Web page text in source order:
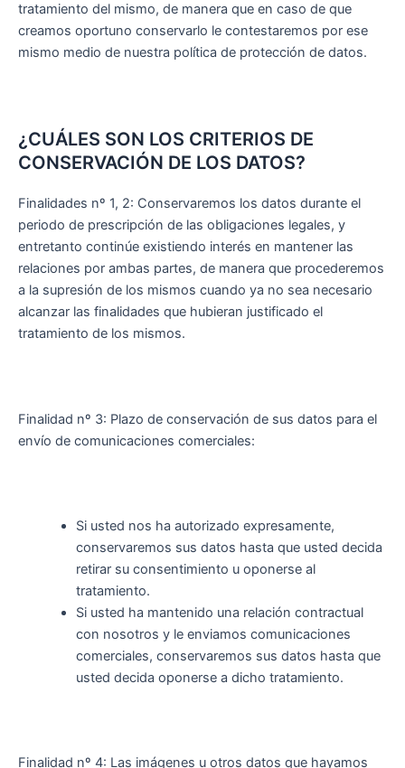
tratamiento del mismo, de manera que en caso de que
creamos oportuno conservarlo le contestaremos por ese
mismo medio de nuestra política de protección de datos.
¿CUÁLES SON LOS CRITERIOS DE
CONSERVACIÓN DE LOS DATOS?
Finalidades nº 1, 2: Conservaremos los datos durante el
periodo de prescripción de las obligaciones legales, y
entretanto continúe existiendo interés en mantener las
relaciones por ambas partes, de manera que procederemos
a la supresión de los mismos cuando ya no sea necesario
alcanzar las finalidades que hubieran justificado el
tratamiento de los mismos.
Finalidad nº 3: Plazo de conservación de sus datos para el
envío de comunicaciones comerciales:
Si usted nos ha autorizado expresamente,
conservaremos sus datos hasta que usted decida
retirar su consentimiento u oponerse al
tratamiento.
Si usted ha mantenido una relación contractual
con nosotros y le enviamos comunicaciones
comerciales, conservaremos sus datos hasta que
usted decida oponerse a dicho tratamiento.
Finalidad nº 4: Las imágenes u otros datos que hayamos